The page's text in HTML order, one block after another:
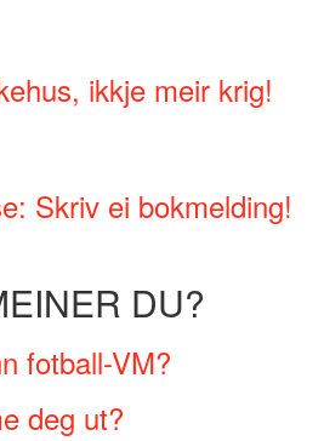
ikkje meir krig!
Skriv ei bokmelding!
DU?
fotball-VM?
deg ut?